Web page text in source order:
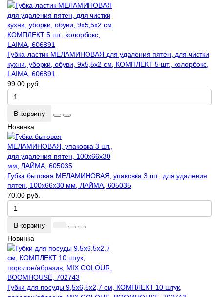
Губка-ластик МЕЛАМИНОВАЯ для удаления пятен, для чистки
кухни, уборки, обуви, 9х5,5х2 см, КОМПЛЕКТ 5 шт., колорбокс,
LAIMA, 606891
99.00 руб.
В корзину
Новинка
Губка бытовая МЕЛАМИНОВАЯ, упаковка 3 шт., для удаления
пятен, 100х66х30 мм, ЛАЙМА, 605035
70.00 руб.
В корзину
Новинка
Губки для посуды 9,5х6,5х2,7 см, КОМПЛЕКТ 10 штук,